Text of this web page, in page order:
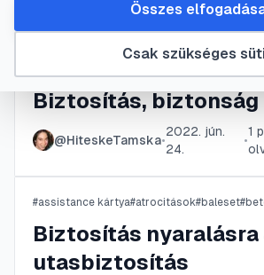
Armegeddon•2024. dec. 28.•1
Biztosítás, biztonság
@HiteskeTamska•
2022. jún.
24.
•
1
#assistance kártya#atrocitások#baleset#
Biztosítás nyaralásra
utasbiztosítás
Csak szükséges
Összes